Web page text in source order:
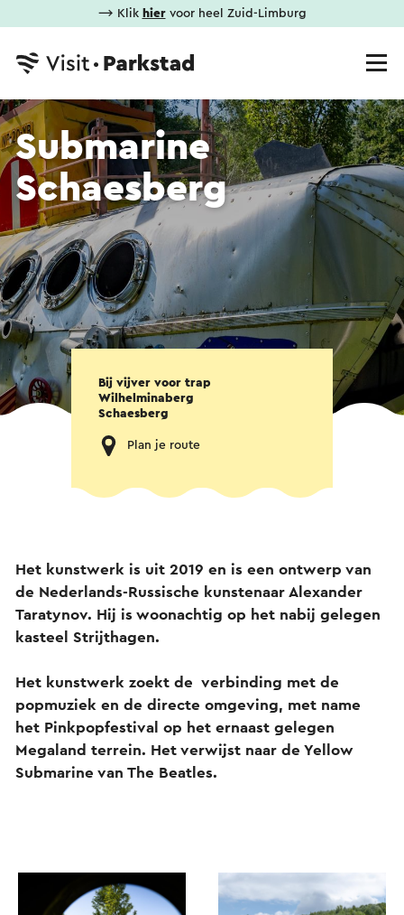
⟶ Klik hiervoor heel Zuid-Limburg
Submarine
Schaesberg
Bij vijver voor trap
Wilhelminaberg
Schaesberg
Plan je route
Het kunstwerk is uit 2019 en is een ontwerp van
de Nederlands-Russische kunstenaar Alexander
Taratynov. Hij is woonachtig op het nabij gelegen
kasteel Strijthagen.
Het kunstwerk zoekt de verbinding met de
popmuziek en de directe omgeving, met name
het Pinkpopfestival op het ernaast gelegen
Megaland terrein. Het verwijst naar de Yellow
Submarine van The Beatles.